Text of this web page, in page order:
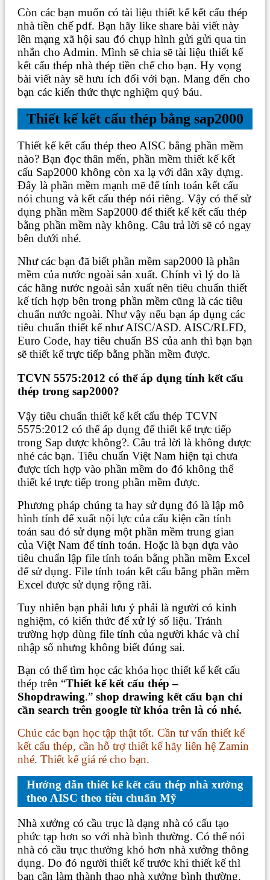
Còn các bạn muốn có tài liệu thiết kế kết cấu thép
nhà tiền chế pdf. Bạn hãy like share bài viết này
lên mạng xã hội sau đó chụp hình gửi gửi qua tin
nhắn cho Admin. Mình sẽ chia sẽ tài liệu thiết kế
kết cấu thép nhà thép tiền chế cho bạn. Hy vọng
bài viết này sẽ hưu ích đối với bạn. Mang đến cho
bạn các kiến thức thực nghiệm quý báu.
Thiết kế kết cấu thép bằng sap2000
Thiết kế kết cấu thép theo AISC bằng phần mềm
nào? Bạn đọc thân mến, phần mềm thiết kế kết
cấu Sap2000 không còn xa lạ với dân xây dựng.
Đây là phần mềm mạnh mẽ để tính toán kết cấu
nói chung và kết cấu thép nói riêng. Vậy có thể sử
dụng phần mềm Sap2000 để thiết kế kết cấu thép
bằng phần mềm này không. Câu trả lời sẽ có ngay
bên dưới nhé.
Như các bạn đã biết phần mềm sap2000 là phần
mềm của nước ngoài sản xuất. Chính vì lý do là
các hãng nước ngoài sản xuất nên tiêu chuẩn thiết
kế tích hợp bên trong phần mềm cũng là các tiêu
chuẩn nước ngoài. Như vậy nếu bạn áp dụng các
tiêu chuẩn thiết kế như AISC/ASD. AISC/RLFD,
Euro Code, hay tiêu chuẩn BS của anh thì bạn bạn
sẽ thiết kế trực tiếp bằng phần mềm được.
TCVN 5575:2012 có thể áp dụng tính kết cấu
thép trong sap2000?
Vậy tiêu chuẩn thiết kế kết cấu thép TCVN
5575:2012 có thể áp dụng để thiết kế trực tiếp
trong Sap được không?. Câu trả lời là không được
nhé các bạn. Tiêu chuẩn Việt Nam hiện tại chưa
được tích hợp vào phần mềm do đó không thể
thiết ké trực tiếp trong phần mềm được.
Phương pháp chúng ta hay sử dụng đó là lập mô
hình tính để xuất nội lực của cấu kiện cần tính
toán sau đó sử dụng một phần mềm trung gian
của Việt Nam để tính toán. Hoặc là bạn dựa vào
tiêu chuẩn lập file tính toán bằng phần mềm Excel
để sử dụng. File tính toán kết cấu bằng phần mềm
Excel được sử dụng rộng rãi.
Tuy nhiên bạn phải lưu ý phải là người có kinh
nghiệm, có kiến thức để xử lý số liệu. Tránh
trường hợp dùng file tính của người khác và chỉ
nhập số nhưng không biết đúng sai.
Bạn có thể tìm học các khóa học thiết kế kết cấu
thép trên “Thiết kế kết cấu thép –
Shopdrawing.” shop drawing kết cấu bạn chỉ
cần search trên google từ khóa trên là có nhé.
Chúc các bạn học tập thật tốt. Cần tư vấn thiết kế
kết cấu thép, cần hỗ trợ thiết kế hãy liên hệ Zamin
nhé. Thiết kế giá rẻ cho bạn.
Hướng dẫn thiết kế kết cấu thép nhà xưởng
theo AISC theo tiêu chuẩn Mỹ
Nhà xưởng có cầu trục là dạng nhà có cấu tạo
phức tạp hơn so với nhà bình thường. Có thể nói
nhà có cầu trục thường khó hơn nhà xưởng thông
dụng. Do đó người thiết kế trước khi thiết kế thì
bạn cần làm thành thạo nhà xưởng bình thường.